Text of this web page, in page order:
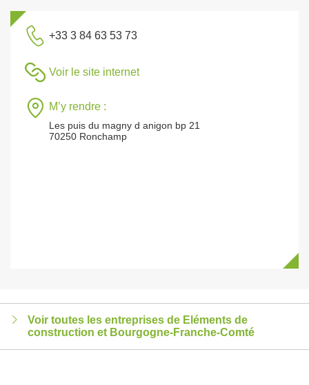
+33 3 84 63 53 73
Voir le site internet
M’y rendre :
Les puis du magny d anigon bp 21
70250 Ronchamp
Voir toutes les entreprises de Eléments de
construction et Bourgogne-Franche-Comté